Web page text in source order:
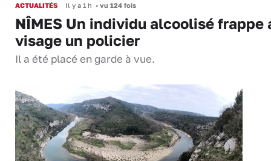
ACTUALITÉS Il y a 1 h • vu 124 fois
NÎMES Un individu alcoolisé frappe
visage un policier
Il a été placé en garde à vue.